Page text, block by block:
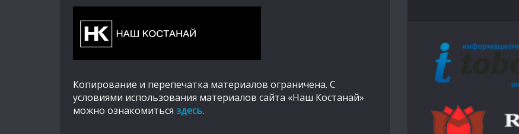
Копирование и перепечатка материалов ограничена. С
условиями использования материалов сайта «Наш Костанай»
можно ознакомиться здесь.